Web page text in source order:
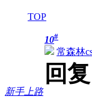
TOP
新手上路
10#
常森林
回复